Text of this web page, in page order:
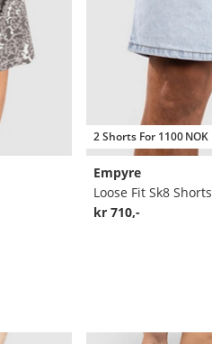
2 Shorts For 1100 NOK
Empyre
Loose Fit Sk8 Shorts
kr 710,-